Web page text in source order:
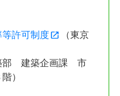
許可制度
（東京
部 建築企画課 市
）